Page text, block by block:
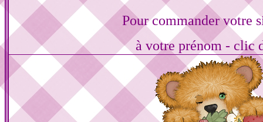
Pour commander votre
à votre prénom - clic